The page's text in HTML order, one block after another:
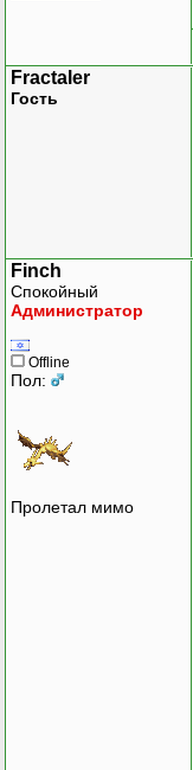
Fractaler
Гость
Finch
Спокойный
Администратор
Offline
Пол:
Пролетал мимо